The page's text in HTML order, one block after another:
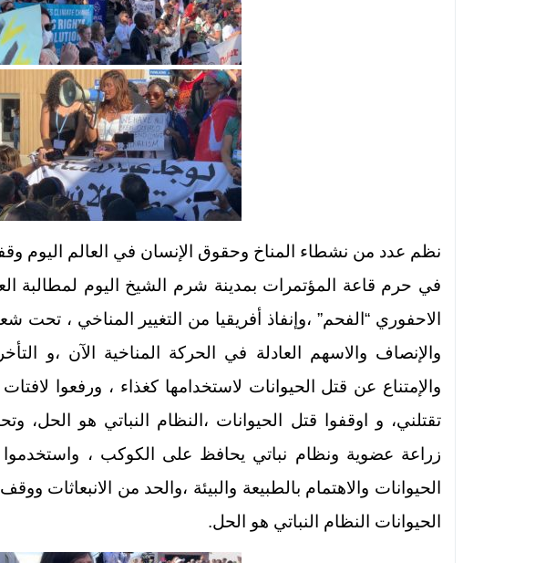
نظم عدد من نشطاء المناخ وحقوق الإنسان في العالم اليوم
في حرم قاعة المؤتمرات بمدينة شرم الشيخ اليوم لمطالبة
الاحفوري “الفحم” ،وإنفاذ أفريقيا من التغيير المناخي ، تحت
والإنصاف والاسهم العادلة في الحركة المناخية الآن ،و
والإمتناع عن قتل الحيوانات لاستخدامها كغذاء ، ورفعوا
تقتلني، و اوقفوا قتل الحيوانات ،النظام النباتي هو الحل،
زراعة عضوية ونظام نباتي يحافظ على الكوكب ، واستخدموا
الحيوانات والاهتمام بالطبيعة والبيئة ،والحد من الانبعاثات ووقف
الحيوانات النظام النباتي هو الحل.